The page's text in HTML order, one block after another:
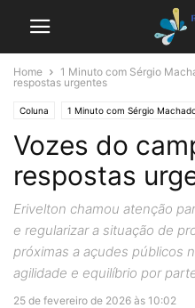
Home 1 Minuto com Sérgio
respostas urgentes
Coluna 1 Minuto com Sérgio
Vozes do
respostas
Erivelton chamou atenção
e regularizar a situação de
próximas a açudes públicos
agilidade e equilíbrio por
25 de fevereiro de 2026 às 10:02